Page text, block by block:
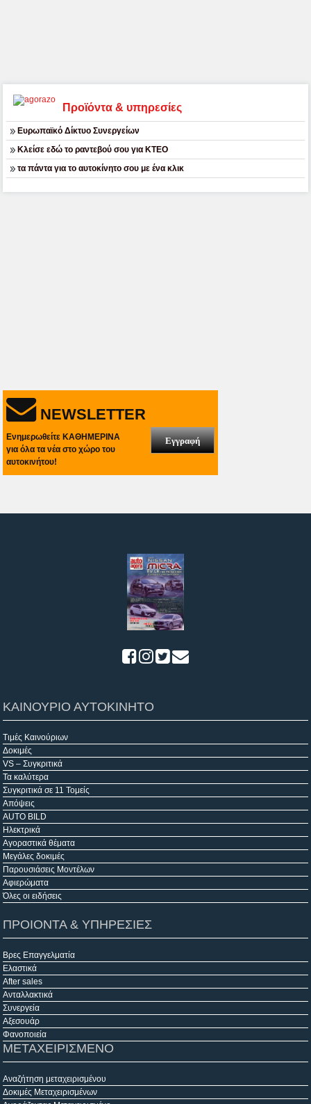
Προϊόντα & υπηρεσίες
Ευρωπαϊκό Δίκτυο Συνεργείων
Κλείσε εδώ το ραντεβού σου για ΚΤΕΟ
τα πάντα για το αυτοκίνητο σου με ένα κλικ
NEWSLETTER
Ενημερωθείτε ΚΑΘΗΜΕΡΙΝΑ
για όλα τα νέα στο χώρο του
αυτοκινήτου!
Εγγραφή
ΚΑΙΝΟΥΡΙΟ ΑΥΤΟΚΙΝΗΤΟ
Τιμές Καινούριων
Δοκιμές
VS – Συγκριτικά
Τα καλύτερα
Συγκριτικά σε 11 Τομείς
Απόψεις
AUTO BILD
Ηλεκτρικά
Αγοραστικά θέματα
Μεγάλες δοκιμές
Παρουσιάσεις Μοντέλων
Αφιερώματα
Όλες οι ειδήσεις
ΠΡΟΙΟΝΤΑ & ΥΠΗΡΕΣΙΕΣ
Βρες Επαγγελματία
Ελαστικά
After sales
Ανταλλακτικά
Συνεργεία
Αξεσουάρ
Φανοποιεία
ΜΕΤΑΧΕΙΡΙΣΜΕΝΟ
Αναζήτηση μεταχειρισμένου
Δοκιμές Μεταχειρισμένων